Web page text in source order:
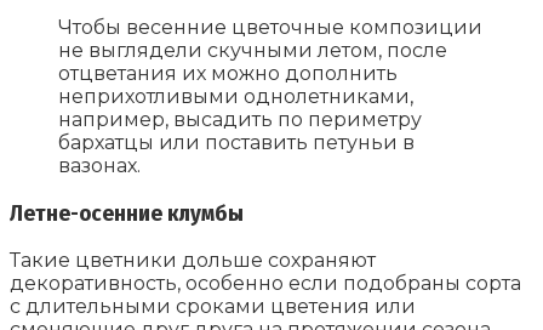
Чтобы весенние цветочные композиции
не выглядели скучными летом, после
отцветания их можно дополнить
неприхотливыми однолетниками,
например, высадить по периметру
бархатцы или поставить петуньи в
вазонах.
Летне-осенние клумбы
Такие цветники дольше сохраняют
декоративность, особенно если подобраны сорта
с длительными сроками цветения или